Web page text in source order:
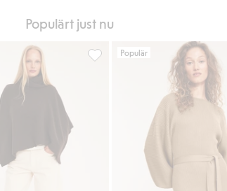
Populärt just nu
Lägg till i favoriterPoncho med polokrage,
Populär